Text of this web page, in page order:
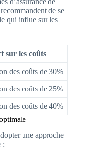
de se
qui influe sur les
sur les coûts
des coûts de 30%
des coûts de 25%
des coûts de 40%
une approche
: